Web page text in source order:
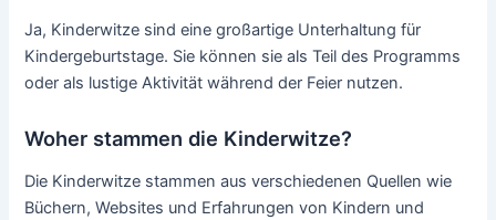
Ja, Kinderwitze sind eine großartige Unterhaltung für
Kindergeburtstage. Sie können sie als Teil des Programms
oder als lustige Aktivität während der Feier nutzen.
Woher stammen die Kinderwitze?
Die Kinderwitze stammen aus verschiedenen Quellen wie
Büchern, Websites und Erfahrungen von Kindern und